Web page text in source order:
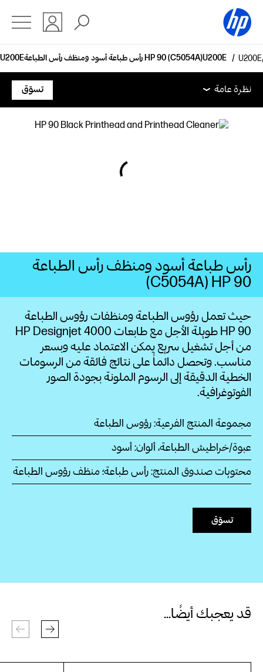
رأس طباعة أسود ومنظف رأس الطباعة HP 90‏ (C5054A)
نظرة عامة
الدعم
نظرة عامة
نظرة عامة
تسوّق
حيث تعمل رؤوس الطباعة ومنظفات رؤوس الطباعة
HP 90 طويلة الأجل مع طابعات HP Designjet 4000
من أجل تشغيل سريع يمكن الاعتماد عليه وبسعر
مناسب. وتحصل دائماً على نتائج فائقة من الرسومات
الخطية الدقيقة إلى الرسوم الملونة بجودة الصور
الفوتوغرافية.
مجموعة المنتج الفرعية: رؤوس الطباعة
عبوة/خراطيش الطباعة، ألوان: أسود
محتويات صندوق المنتج: رأس طباعة؛ منظف رؤوس الطباعة
تسوّق
رأس طباعة أسود ومنظف رأس الطباعة
HP 90‏ (C5054A)
قد يعجبك أيضًا...